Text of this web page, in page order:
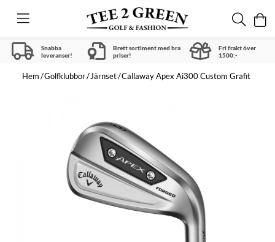
Snabba
leveranser!
Brett sortiment med bra
priser!
Fri frakt över
1500:-
Hem Golfklubbor Järnset Callaway Apex Ai300 Custom Grafit